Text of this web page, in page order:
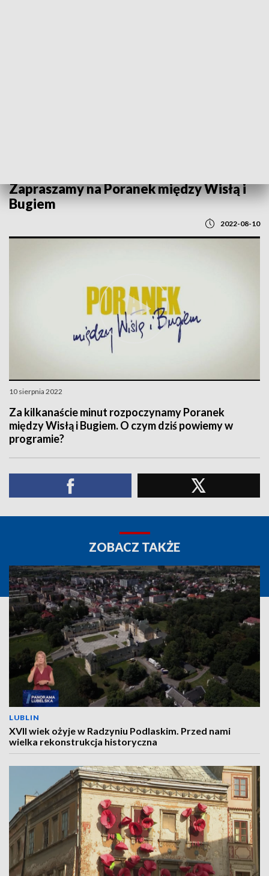
Zapraszamy na Poranek między Wisłą i
Bugiem
2022-08-10
10 sierpnia 2022
Za kilkanaście minut rozpoczynamy Poranek
między Wisłą i Bugiem. O czym dziś powiemy w
programie?
ZOBACZ TAKŻE
LUBLIN
XVII wiek ożyje w Radzyniu Podlaskim. Przed nami
wielka rekonstrukcja historyczna